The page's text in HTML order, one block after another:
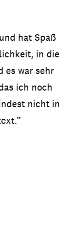
und hat Spaß
, in die
es war sehr
ich noch
nicht in
.”